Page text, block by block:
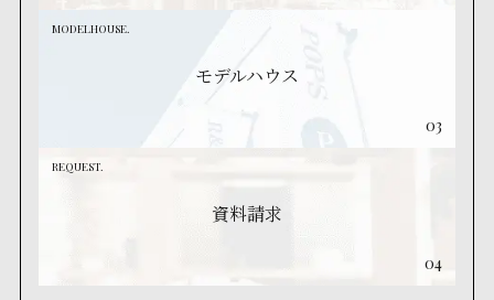
MODELHOUSE.
モデルハウス
03
REQUEST.
資料請求
04